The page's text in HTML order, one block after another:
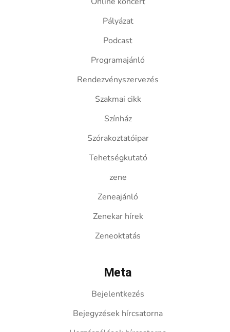
Pályázat
Podcast
Programajánló
Rendezvényszervezés
Szakmai cikk
Színház
Szórakoztatóipar
Tehetségkutató
zene
Zeneajánló
Zenekar hírek
Zeneoktatás
Meta
Bejelentkezés
Bejegyzések hírcsatorna